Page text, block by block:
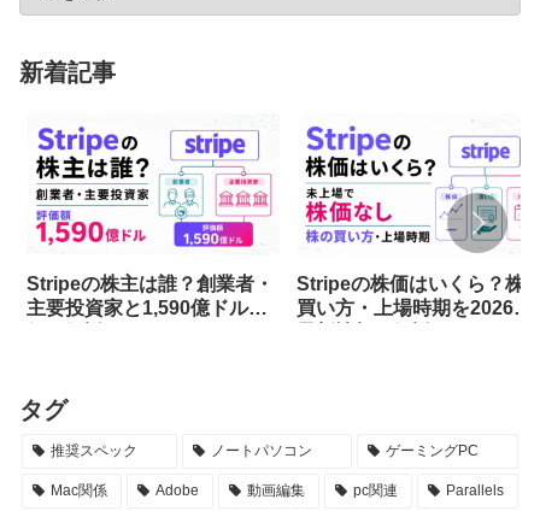
新着記事
Stripeの株主は誰？創業者・
主要投資家と1,590億ドル評
Stripeの株価はいくら？株
買い方・上場時期を2026年
タグ
推奨スペック ノートパソコン ゲーミングPC
Mac関係 Adobe 動画編集 pc関連 Parallels